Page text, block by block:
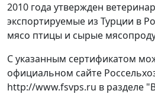
2010 года утвержден
экспортируемые из Турции в
мясо птицы и сырые
С указанным сертификатом
официальном сайте
http://www.fsvps.ru в разделе